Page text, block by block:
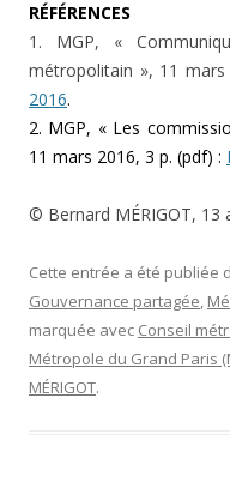
RÉFÉRENCES
1. MGP, «
métropolitain », 11
2016.
2. MGP, « Les
11 mars 2016, 3 p. (pdf) :
© Bernard MÉRIGOT, 13
Cette entrée a été publiée
Gouvernance partagée,
marquée avec Conseil
Métropole du Grand Paris
MÉRIGOT.